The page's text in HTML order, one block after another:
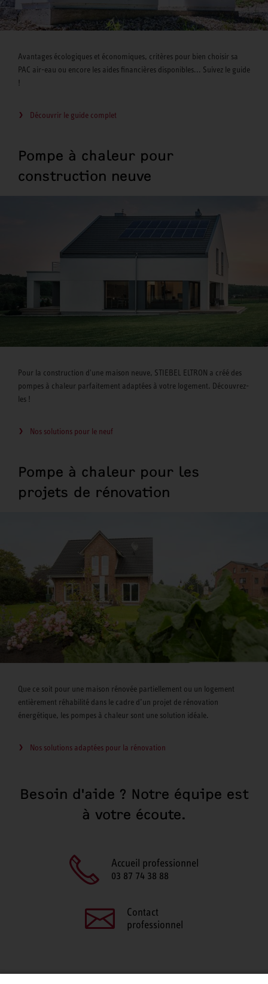
Avantages écologiques et économiques, critères pour bien choisir sa
PAC air-eau ou encore les aides financières disponibles... Suivez le guide
!
Découvrir le guide complet
Pompe à chaleur pour
construction neuve
Pour la construction d'une maison neuve, STIEBEL ELTRON a créé des
pompes à chaleur parfaitement adaptées à votre logement. Découvrez-
les !
Nos solutions pour le neuf
Pompe à chaleur pour les
projets de rénovation
Que ce soit pour une maison rénovée partiellement ou un logement
entièrement réhabilité dans le cadre d’un projet de rénovation
énergétique, les pompes à chaleur sont une solution idéale.
Nos solutions adaptées pour la rénovation
Besoin d'aide ? Notre équipe est
à votre écoute.
Accueil professionnel
03 87 74 38 88
Contact
professionnel